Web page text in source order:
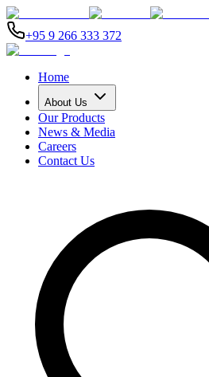
+95 9 266 333 372
Home
About Us
Our Products
News & Media
Careers
Contact Us